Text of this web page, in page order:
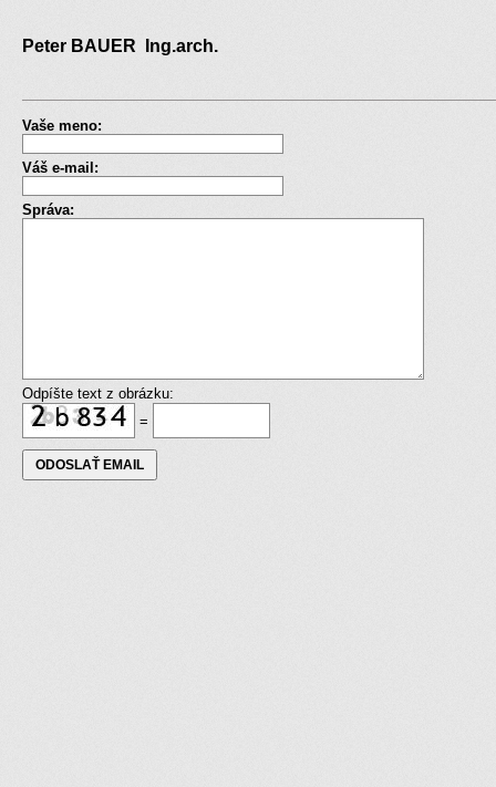
Peter BAUER Ing.arch.
Vaše meno:
Váš e-mail:
Správa:
Odpíšte text z obrázku:
=